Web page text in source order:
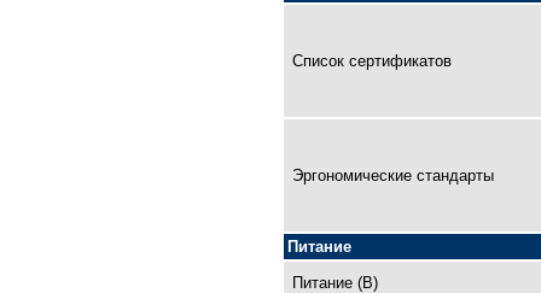
Список сертификатов
Эргономические стандарты
Питание
Питание (В)